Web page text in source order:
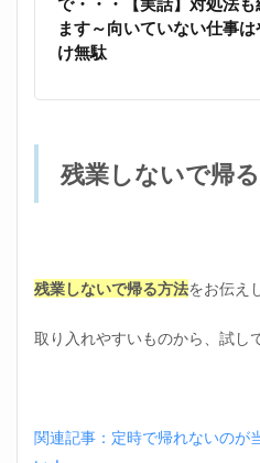
ます～向いていない仕事
け無駄
残業しないで帰
残業しないで帰る方法をお伝え
取り入れやすいものから、試し
関連記事：定時で帰れないのが